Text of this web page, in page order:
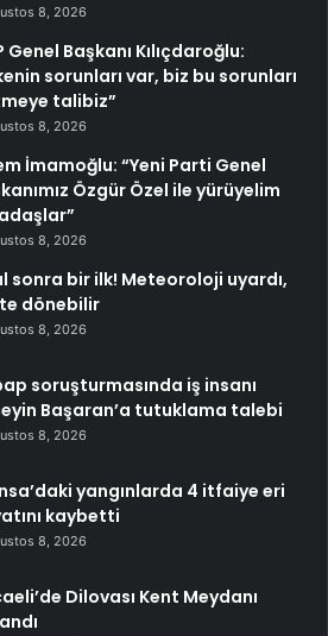
8, 2026
Genel Başkanı Kılıçdaroğlu:
sorunları var, biz bu sorunları
talibiz”
8, 2026
İmamoğlu: “Yeni Parti Genel
Özgür Özel ile yürüyelim
8, 2026
sonra bir ilk! Meteoroloji uyardı,
dönebilir
8, 2026
soruşturmasında iş insanı
Başaran’a tutuklama talebi
8, 2026
yangınlarda 4 itfaiye eri
kaybetti
8, 2026
Dilovası Kent Meydanı